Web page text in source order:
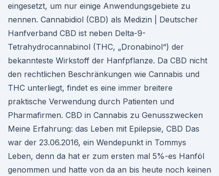
eingesetzt, um nur einige Anwendungsgebiete zu
nennen. Cannabidiol (CBD) als Medizin | Deutscher
Hanfverband CBD ist neben Delta-9-
Tetrahydrocannabinol (THC, „Dronabinol“) der
bekannteste Wirkstoff der Hanfpflanze. Da CBD nicht
den rechtlichen Beschränkungen wie Cannabis und
THC unterliegt, findet es eine immer breitere
praktische Verwendung durch Patienten und
Pharmafirmen. CBD in Cannabis zu Genusszwecken
Meine Erfahrung: das Leben mit Epilepsie, CBD Das
war der 23.06.2016, ein Wendepunkt in Tommys
Leben, denn da hat er zum ersten mal 5%-es Hanföl
genommen und hatte von da an bis heute noch keinen